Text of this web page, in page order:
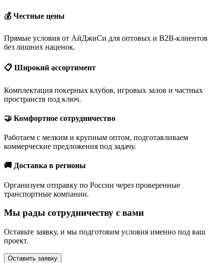
💰 Честные цены
Прямые условия от АйДжиСи для оптовых и B2B-клиентов
без лишних наценок.
📋 Широкий ассортимент
Комплектация покерных клубов, игровых залов и частных
пространств под ключ.
🤝 Комфортное сотрудничество
Работаем с мелким и крупным оптом, подготавливаем
коммерческие предложения под задачу.
🚚 Доставка в регионы
Организуем отправку по России через проверенные
транспортные компании.
Мы рады сотрудничеству с вами
Оставьте заявку, и мы подготовим условия именно под ваш
проект.
Оставить заявку